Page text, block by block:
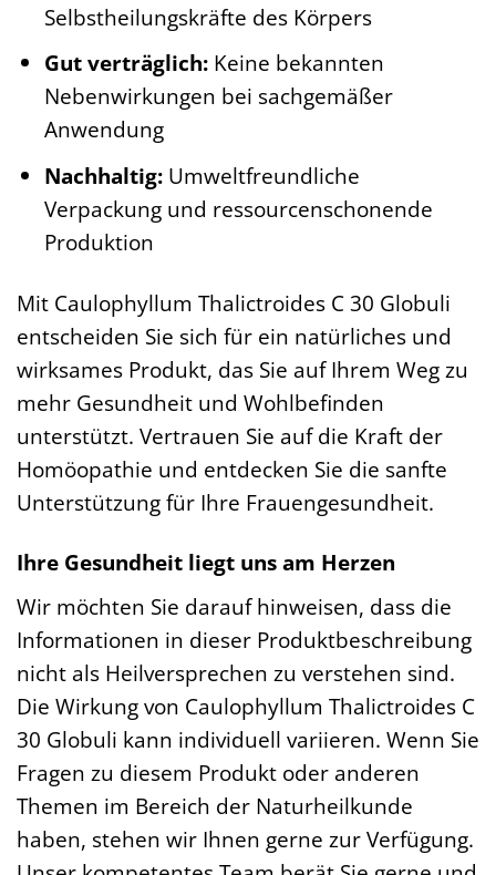
Selbstheilungskräfte des Körpers
Gut verträglich:Keine bekannten
Nebenwirkungen bei sachgemäßer
Anwendung
Nachhaltig:Umweltfreundliche
Verpackung und ressourcenschonende
Produktion
Mit Caulophyllum Thalictroides C 30 Globuli
entscheiden Sie sich für ein natürliches und
wirksames Produkt, das Sie auf Ihrem Weg zu
mehr Gesundheit und Wohlbefinden
unterstützt. Vertrauen Sie auf die Kraft der
Homöopathie und entdecken Sie die sanfte
Unterstützung für Ihre Frauengesundheit.
Ihre Gesundheit liegt uns am Herzen
Wir möchten Sie darauf hinweisen, dass die
Informationen in dieser Produktbeschreibung
nicht als Heilversprechen zu verstehen sind.
Die Wirkung von Caulophyllum Thalictroides C
30 Globuli kann individuell variieren. Wenn Sie
Fragen zu diesem Produkt oder anderen
Themen im Bereich der Naturheilkunde
haben, stehen wir Ihnen gerne zur Verfügung.